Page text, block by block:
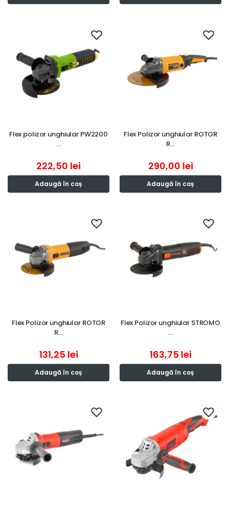
Flex polizor unghiular PW2200
…
222,50 lei
Adaugă în coș
Flex Polizor unghiular ROTOR
R…
290,00 lei
Adaugă în coș
Flex Polizor unghiular ROTOR
R…
131,25 lei
Adaugă în coș
Flex Polizor unghiular STROMO
…
163,75 lei
Adaugă în coș